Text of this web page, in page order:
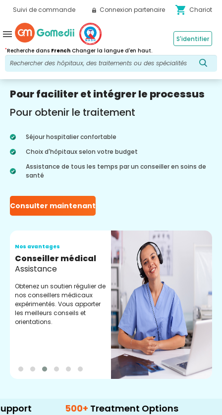
Suivi de commande Connexion partenaire shopping_cart Chariot
*Recherche dans French Changer la langue d'en haut.
S'identifier
menu
Pour faciliter et intégrer le processus
Pour obtenir le traitement
Séjour hospitalier confortable
Choix d'hôpitaux selon votre budget
Assistance de tous les temps par un conseiller en soins de
santé
Consulter maintenant
Nos avantages
Conseiller médical
Assistance
Obtenez un soutien régulier de
nos conseillers médicaux
expérimentés. Vous apporter
les meilleurs conseils et
orientations.
500+ Treatment Options